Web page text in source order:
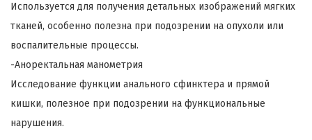
Используется для получения детальных изображений мягких
тканей, особенно полезна при подозрении на опухоли или
воспалительные процессы.
-Аноректальная манометрия
Исследование функции анального сфинктера и прямой
кишки, полезное при подозрении на функциональные
нарушения.